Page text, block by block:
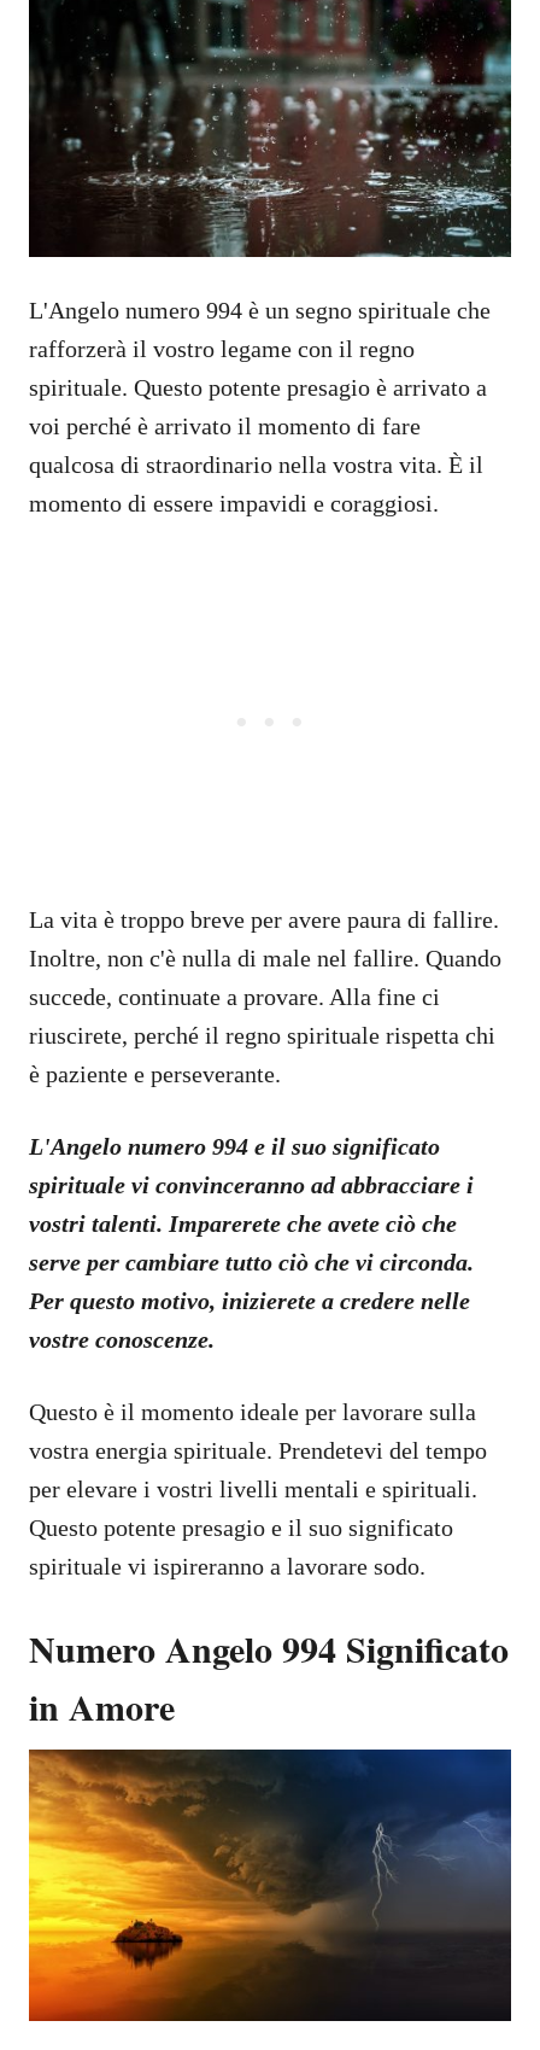
L'Angelo numero 994 è un segno spirituale che
rafforzerà il vostro legame con il regno
spirituale. Questo potente presagio è arrivato a
voi perché è arrivato il momento di fare
qualcosa di straordinario nella vostra vita. È il
momento di essere impavidi e coraggiosi.
La vita è troppo breve per avere paura di fallire.
Inoltre, non c'è nulla di male nel fallire. Quando
succede, continuate a provare. Alla fine ci
riuscirete, perché il regno spirituale rispetta chi
è paziente e perseverante.
L'Angelo numero 994 e il suo significato
spirituale vi convinceranno ad abbracciare i
vostri talenti. Imparerete che avete ciò che
serve per cambiare tutto ciò che vi circonda.
Per questo motivo, inizierete a credere nelle
vostre conoscenze.
Questo è il momento ideale per lavorare sulla
vostra energia spirituale. Prendetevi del tempo
per elevare i vostri livelli mentali e spirituali.
Questo potente presagio e il suo significato
spirituale vi ispireranno a lavorare sodo.
Numero Angelo 994 Significato
in Amore